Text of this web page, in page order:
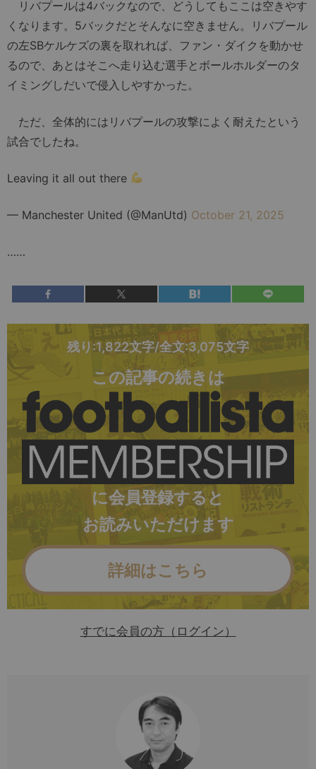
リバプールは4バックなので、どうしてもここは空きやす
くなります。5バックだとそんなに空きません。リバプール
の左SBケルケズの裏を取れれば、ファン・ダイクを動かせ
るので、あとはそこへ走り込む選手とボールホルダーのタ
イミングしだいで侵入しやすかった。
ただ、全体的にはリバプールの攻撃によく耐えたという
試合でしたね。
Leaving it all out there
— Manchester United (@ManUtd) October 21, 2025
……
残り:1,822文字/全文:3,075文字
この記事の続きは
に会員登録すると
お読みいただけます
詳細はこちら
すでに会員の方（ログイン）